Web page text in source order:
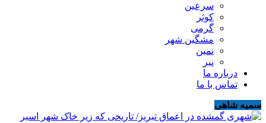
سرعین
کوثر
گرمی
مشگین شهر
نمین
نیر
درباره ما
تماس با ما
سمیه شاهی